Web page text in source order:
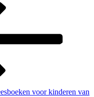
voor kinderen van